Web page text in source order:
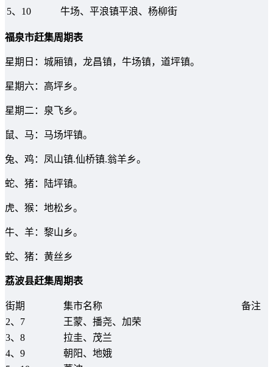
5、10
牛场、平浪镇平浪、杨柳街
福泉市赶集周期表
星期日：城厢镇，龙昌镇，牛场镇，道坪镇。
星期六：高坪乡。
星期二：泉飞乡。
鼠、马：马场坪镇。
兔、鸡：凤山镇.仙桥镇.翁羊乡。
蛇、猪：陆坪镇。
虎、猴：地松乡。
牛、羊：黎山乡。
蛇、猪：黄丝乡
荔波县赶集周期表
街期 集市名称
备注
2、7
王蒙、播尧、加荣
3、8
拉圭、茂兰
4、9
朝阳、地娥